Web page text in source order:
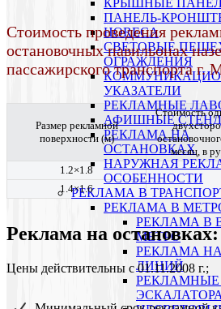
КРЫШНЫЕ
ПАНЕЛЬ-
HORECA
СВЕТОВЫЕ
ОГРАЖДЕНИЯ
УКАЗАТЕЛИ
РЕКЛАМНЫЕ
АФИШНЫЕ
РЕКЛАМА НА
ОСТАНОВКАХ
НАРУЖНАЯ
ОСОБЕННОСТИ
РЕКЛАМА В
РЕКЛАМА В
РЕКЛАМА В
МЕТРО
РЕКЛАМА
ЛИНИЙ
Стоимость проведения
остановочных павильонах
пассажирского транспорта г.
Размер рекламной
поверхности (м)
Стоимость
месяц, в
1.2×1.8
1.4×1.6
Реклама на
Цены действительны с 01.11.2008 г.;